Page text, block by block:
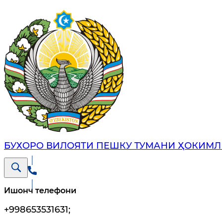
БУХОРО ВИЛОЯТИ ПЕШКУ ТУМАНИ
Ишонч телефони
+998653531631;